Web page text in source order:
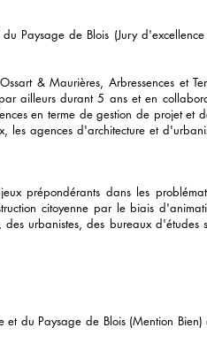
Paysage de Blois (Jury d'excellence
& Maurières, Arbressences et
ailleurs durant 5 ans et en
en terme de gestion de projet et
les agences d'architecture et
prépondérants dans les
citoyenne par le biais
urbanistes, des bureaux d'études
du Paysage de Blois (Mention Bien)